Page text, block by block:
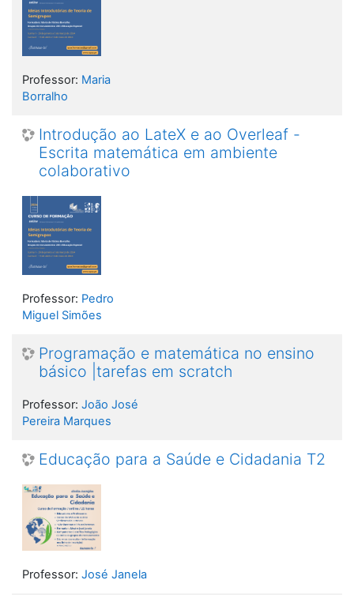
Professor: Maria
Borralho
Introdução ao LateX e ao Overleaf -
Escrita matemática em ambiente
colaborativo
Professor: Pedro
Miguel Simões
Programação e matemática no ensino
básico |tarefas em scratch
Professor: João José
Pereira Marques
Educação para a Saúde e Cidadania T2
Professor: José Janela